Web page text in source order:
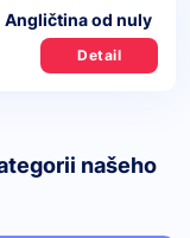
Angličtina od nuly
Detail
našeho